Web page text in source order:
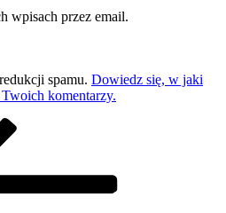
wpisach przez email.
spamu. Dowiedz się, w jaki
Twoich komentarzy.